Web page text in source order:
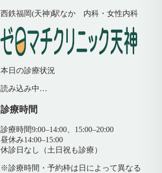
西鉄福岡(天神)駅なか 内科・女性内科
本日の診療状況
読み込み中…
診療時間
診療時間9:00–14:00、15:00–20:00
昼休み14:00–15:00
休診日 なし（土日祝も診療）
※診療時間・予約枠は日によって異なる